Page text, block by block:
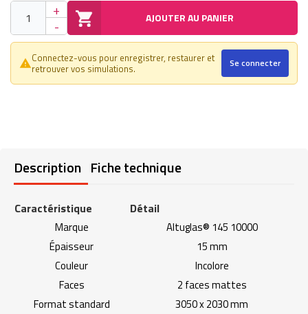
+
-
AJOUTER AU PANIER
warning_amber
Connectez-vous pour enregistrer, restaurer et
retrouver vos simulations.
Se connecter
Description Fiche technique
Caractéristique Détail
Marque
Altuglas® 145 10000
Épaisseur
15 mm
Couleur
Incolore
Faces
2 faces mattes
Format standard
3050 x 2030 mm